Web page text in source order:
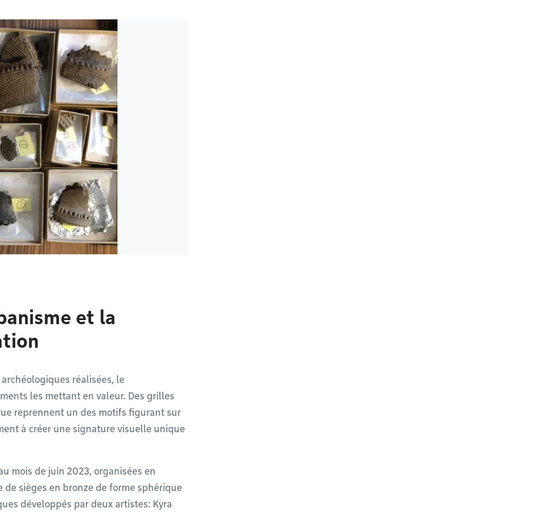
et la
réalisées, le
les mettant en valeur. Des grilles
reprennent un des motifs figurant sur
à créer une signature visuelle unique
mois de juin 2023, organisées en
sièges en bronze de forme sphérique
développés par deux artistes: Kyra